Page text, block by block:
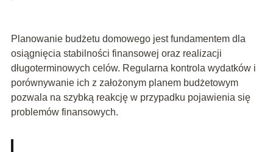
Planowanie budżetu domowego jest fundamentem dla
osiągnięcia stabilności finansowej oraz realizacji
długoterminowych celów. Regularna kontrola wydatków i
porównywanie ich z założonym planem budżetowym
pozwala na szybką reakcję w przypadku pojawienia się
problemów finansowych.